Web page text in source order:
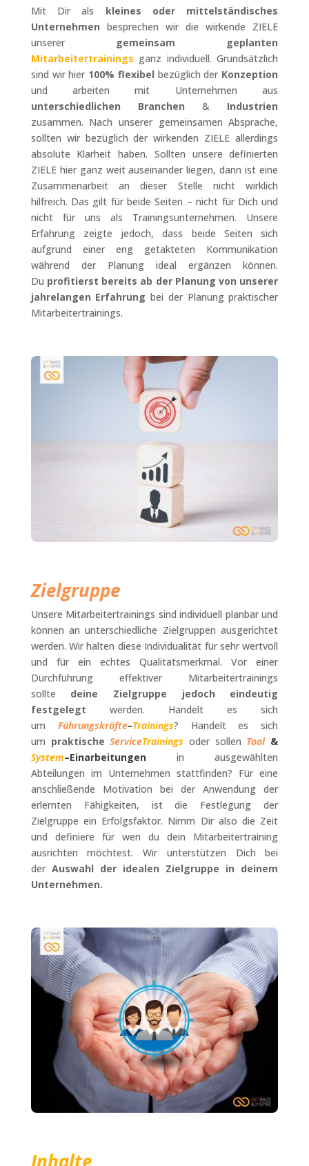
Mit Dir als kleines oder mittelständisches
Unternehmen besprechen wir die wirkende ZIELE
unserer
gemeinsam geplanten
Mitarbeitertrainings ganz individuell. Grundsätzlich
sind wir hier 100% flexibel bezüglich der Konzeption
und arbeiten mit Unternehmen aus
unterschiedlichen Branchen & Industrien
zusammen. Nach unserer gemeinsamen Absprache,
sollten wir bezüglich der wirkenden ZIELE allerdings
absolute Klarheit haben. Sollten unsere definierten
ZIELE hier ganz weit auseinander liegen, dann ist eine
Zusammenarbeit an dieser Stelle nicht wirklich
hilfreich. Das gilt für beide Seiten – nicht für Dich und
nicht für uns als Trainingsunternehmen. Unsere
Erfahrung zeigte jedoch, dass beide Seiten sich
aufgrund einer eng getakteten Kommunikation
während der Planung ideal ergänzen können.
Du profitierst bereits ab der Planung von unserer
jahrelangen Erfahrung bei der Planung praktischer
Mitarbeitertrainings.
Zielgruppe
Unsere Mitarbeitertrainings sind individuell planbar und
können an unterschiedliche Zielgruppen ausgerichtet
werden. Wir halten diese Individualität für sehr wertvoll
und für ein echtes Qualitätsmerkmal. Vor einer
Durchführung effektiver Mitarbeitertrainings
sollte deine Zielgruppe jedoch eindeutig
festgelegt werden. Handelt es sich
um Führungskräfte–Trainings? Handelt es sich
um praktischeServiceTrainings oder sollen Tool &
System–Einarbeitungenin ausgewählten
Abteilungen im Unternehmen stattfinden? Für eine
anschließende Motivation bei der Anwendung der
erlernten Fähigkeiten, ist die Festlegung der
Zielgruppe ein Erfolgsfaktor. Nimm Dir also die Zeit
und definiere für wen du dein Mitarbeitertraining
ausrichten möchtest. Wir unterstützen Dich bei
der Auswahl der idealen Zielgruppe in deinem
Unternehmen.